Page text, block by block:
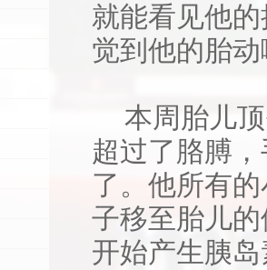
就能看见他
觉到他的胎
本周胎儿顶
超过了胳膊
了。他所有
子移至胎儿
开始产生胰